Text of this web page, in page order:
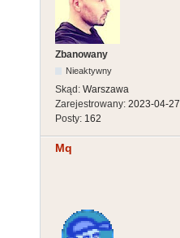
Zbanowany
Nieaktywny
Skąd: Warszawa
Zarejestrowany: 2023-04-27
Posty: 162
Mq